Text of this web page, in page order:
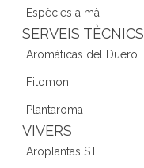
Espècies a mà
SERVEIS TÈCNICS
Aromáticas del Duero
Fitomon
Plantaroma
VIVERS
Aroplantas S.L.